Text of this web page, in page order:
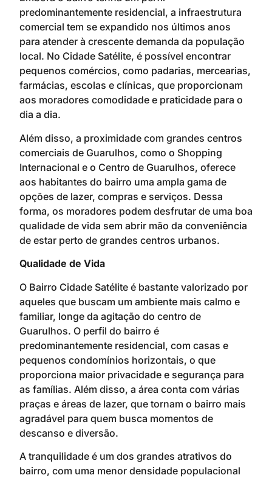
predominantemente residencial, a infraestrutura
comercial tem se expandido nos últimos anos
para atender à crescente demanda da população
local. No Cidade Satélite, é possível encontrar
pequenos comércios, como padarias, mercearias,
farmácias, escolas e clínicas, que proporcionam
aos moradores comodidade e praticidade para o
dia a dia.
Além disso, a proximidade com grandes centros
comerciais de Guarulhos, como o Shopping
Internacional e o Centro de Guarulhos, oferece
aos habitantes do bairro uma ampla gama de
opções de lazer, compras e serviços. Dessa
forma, os moradores podem desfrutar de uma boa
qualidade de vida sem abrir mão da conveniência
de estar perto de grandes centros urbanos.
Qualidade de Vida
O Bairro Cidade Satélite é bastante valorizado por
aqueles que buscam um ambiente mais calmo e
familiar, longe da agitação do centro de
Guarulhos. O perfil do bairro é
predominantemente residencial, com casas e
pequenos condomínios horizontais, o que
proporciona maior privacidade e segurança para
as famílias. Além disso, a área conta com várias
praças e áreas de lazer, que tornam o bairro mais
agradável para quem busca momentos de
descanso e diversão.
A tranquilidade é um dos grandes atrativos do
bairro, com uma menor densidade populacional